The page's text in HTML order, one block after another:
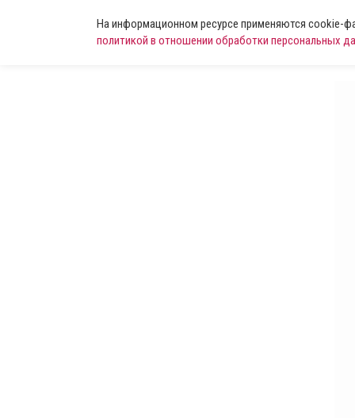
На информационном ресурсе применяются cookie-
политикой в отношении обработки персональных